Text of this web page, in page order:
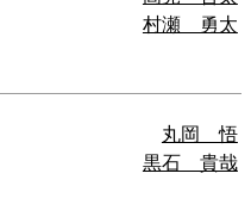
村瀬 勇太
丸岡 悟
黒石 貴哉